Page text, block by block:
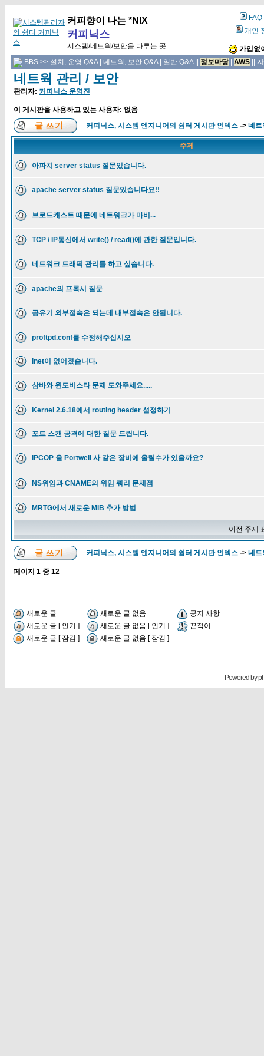
커피향이 나는 *NIX
커피닉스
시스템/네트웍/보안을 다루는 곳
FAQ
개인
가입없
BBS >> 설치, 운영 Q&A| 네트웍, 보안 Q&A| 일반 Q&A|| 정보마당| AWS
네트웍 관리 / 보안
관리자: 커피닉스 운영진
이 게시판을 사용하고 있는 사용자: 없음
커피닉스, 시스템 엔지니어의 쉼터 게시판 인덱스 -> 네트
주제
아파치 server status 질문있습니다.
apache server status 질문있습니다요!!
브로드캐스트 때문에 네트워크가 마비...
TCP / IP통신에서 write() / read()에 관한 질문입니다.
네트워크 트래픽 관리를 하고 싶습니다.
apache의 프록시 질문
공유기 외부접속은 되는데 내부접속은 안됩니다.
proftpd.conf를 수정해주십시오
inet이 없어졌습니다.
삼바와 윈도비스타 문제 도와주세요.....
Kernel 2.6.18에서 routing header 설정하기
포트 스캔 공격에 대한 질문 드립니다.
IPCOP 을 Portwell 사 같은 장비에 올릴수가 있을까요?
NS위임과 CNAME의 위임 쿼리 문제점
MRTG에서 새로운 MIB 추가 방법
이전 주제
커피닉스, 시스템 엔지니어의 쉼터 게시판 인덱스 -> 네트
페이지 1 중 12
새로운 글 새로운 글 없음
공지 사항
새로운 글 [ 인기 ]
새로운 글 없음 [ 인기 ]
끈적이
새로운 글 [ 잠김 ]
새로운 글 없음 [ 잠김 ]
Powered by